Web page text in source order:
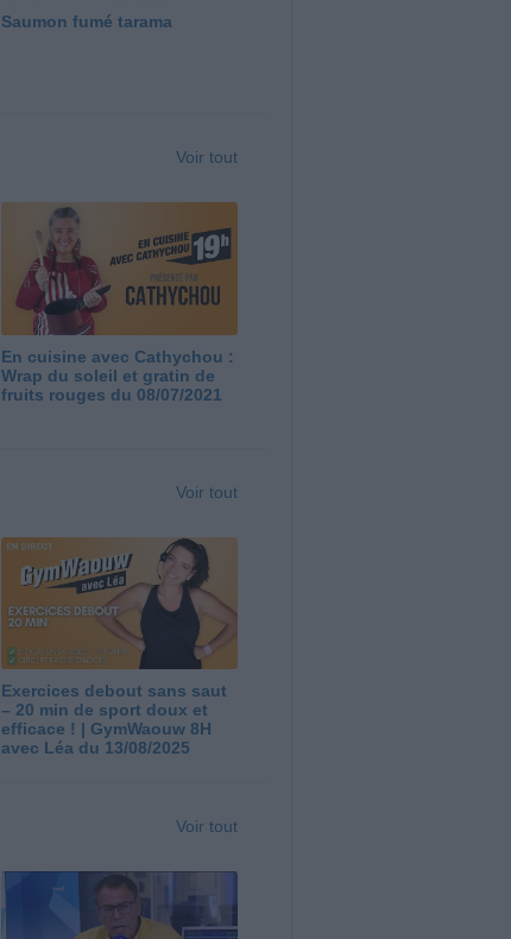
Saumon fumé tarama
Voir tout
En cuisine avec Cathychou :
Wrap du soleil et gratin de
fruits rouges du 08/07/2021
Voir tout
Exercices debout sans saut
– 20 min de sport doux et
efficace ! | GymWaouw 8H
avec Léa du 13/08/2025
Voir tout